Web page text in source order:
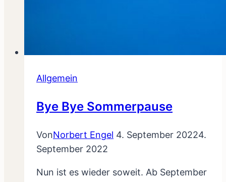
Allgemein
Bye Bye Sommerpause
VonNorbert Engel 4. September 20224.
September 2022
Nun ist es wieder soweit. Ab September